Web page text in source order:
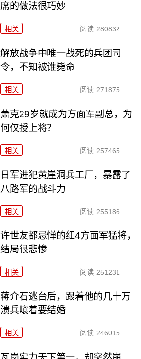
席的做法很巧妙
相关 阅读 280832
解放战争中唯一战死的兵团司
令，不知被谁毙命
相关 阅读 271875
萧克29岁就成为方面军副总，为
何仅授上将？
相关 阅读 257465
日军进犯黄崖洞兵工厂，暴露了
八路军的战斗力
相关 阅读 255186
许世友都忌惮的红4方面军猛将，
结局很悲惨
相关 阅读 251231
蒋介石逃台后，跟着他的几十万
溃兵嚷着要结婚
相关 阅读 246015